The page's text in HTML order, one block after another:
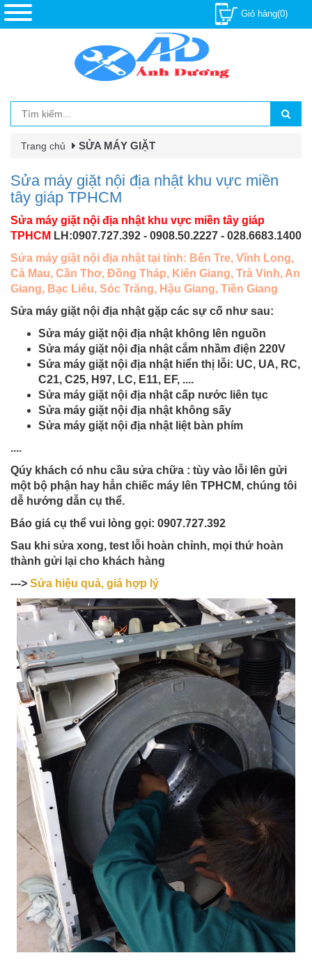
Giỏ hàng(0)
Trang chủ SỬA MÁY GIẶT
Sửa máy giặt nội địa nhật khu vực miền
tây giáp TPHCM
Sửa máy giặt nội địa nhật khu vực miền tây giáp
TPHCM LH:0907.727.392 - 0908.50.2227 - 028.6683.1400
Sửa máy giặt nội địa nhật tại tỉnh: Bến Tre, Vĩnh Long,
Cà Mau, Cần Thơ, Đồng Tháp, Kiên Giang, Trà Vinh, An
Giang, Bạc Liêu, Sóc Trăng, Hậu Giang, Tiền Giang
Sửa máy giặt nội địa nhật gặp các sự cố như sau:
Sửa máy giặt nội địa nhật không lên nguồn
Sửa máy giặt nội địa nhật cắm nhầm điện 220V
Sửa máy giặt nội địa nhật hiển thị lỗi: UC, UA, RC,
C21, C25, H97, LC, E11, EF, ....
Sửa máy giặt nội địa nhật cấp nước liên tục
Sửa máy giặt nội địa nhật không sấy
Sửa máy giặt nội địa nhật liệt bàn phím
....
Qúy khách có nhu cầu sửa chữa : tùy vào lỗi lên gửi
một bộ phận hay hẳn chiếc máy lên TPHCM, chúng tôi
dễ hướng dẫn cụ thể.
Báo giá cụ thể vui lòng gọi: 0907.727.392
Sau khi sửa xong, test lỗi hoàn chỉnh, mọi thứ hoàn
thành gửi lại cho khách hàng
---> Sửa hiệu quả, giá hợp lý